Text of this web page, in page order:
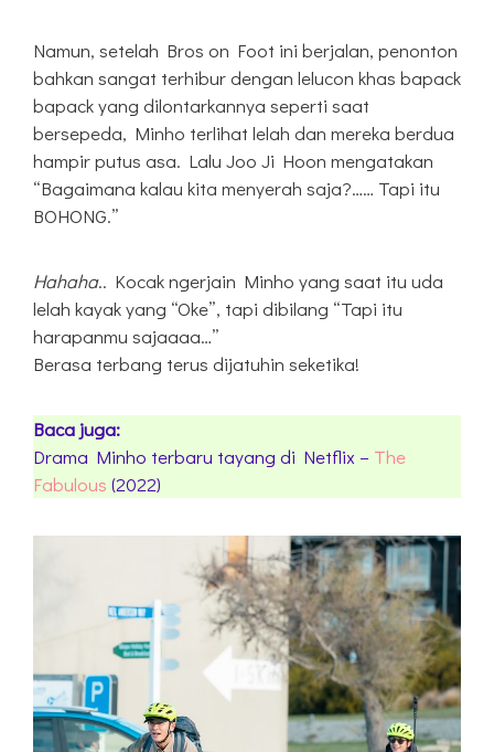
Namun, setelah Bros on Foot ini berjalan, penonton
bahkan sangat terhibur dengan lelucon khas bapack
bapack yang dilontarkannya seperti saat
bersepeda, Minho terlihat lelah dan mereka berdua
hampir putus asa. Lalu Joo Ji Hoon mengatakan
“Bagaimana kalau kita menyerah saja?…… Tapi itu
BOHONG.”
Hahaha.. Kocak ngerjain Minho yang saat itu uda
lelah kayak yang “Oke”, tapi dibilang “Tapi itu
harapanmu sajaaaa…”
Berasa terbang terus dijatuhin seketika!
Baca juga:
Drama Minho terbaru tayang di Netflix – The
Fabulous (2022)